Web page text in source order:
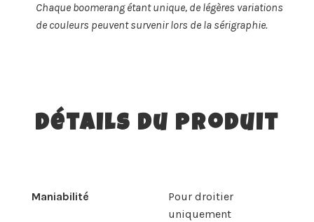
Chaque boomerang étant unique, de légères variations
de couleurs peuvent survenir lors de la sérigraphie.
Détails du produit
Maniabilité
Pour droitier
uniquement